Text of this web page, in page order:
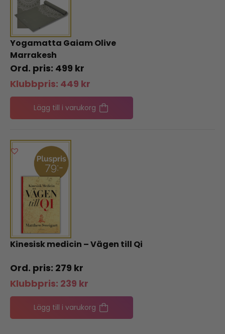
Yogamatta Gaiam Olive
Marrakesh
499 kr
Klubbpris: 449 kr
Lägg till i varukorg
Kinesisk medicin – Vägen till Qi
279 kr
Klubbpris: 239 kr
Lägg till i varukorg